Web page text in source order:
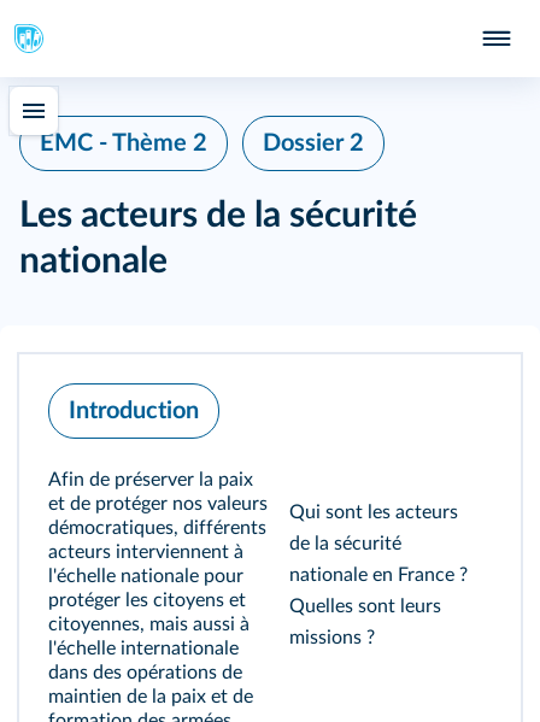
EMC - Thème 2 Dossier 2
Les acteurs de la sécurité
nationale
Introduction
Afin de préserver la paix
et de protéger nos valeurs
démocratiques, différents
acteurs interviennent à
l'échelle nationale pour
protéger les citoyens et
citoyennes, mais aussi à
l'échelle internationale
dans des opérations de
maintien de la paix et de
Qui sont les acteurs
de la sécurité
nationale en France ?
Quelles sont leurs
missions ?